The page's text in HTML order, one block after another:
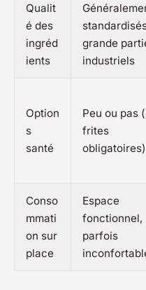
Qualit
é des
ingréd
ients
grande
industriels
Option
s
santé
Peu ou pas
frites
obligatoires)
Conso
mmati
on sur
place
Espace
fonctionnel,
parfois